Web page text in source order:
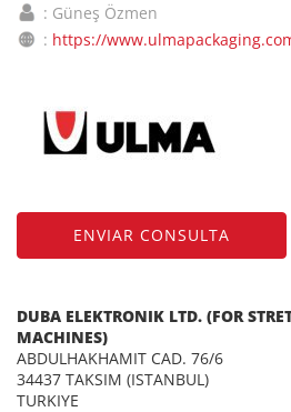
: Güneş Özmen
: https://
ENVIAR CONSULTA
DUBA ELEKTRONIK LTD. (FOR
MACHINES)
ABDULHAKHAMIT CAD. 76/6
34437 TAKSIM (ISTANBUL)
TURKIYE